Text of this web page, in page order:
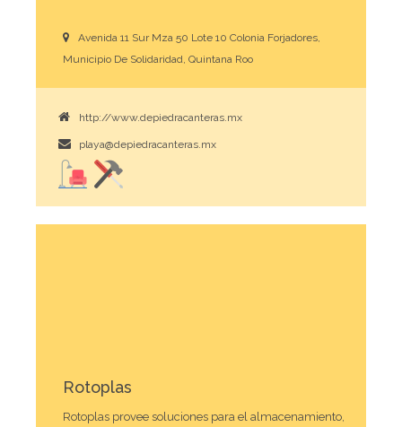
Avenida 11 Sur Mza 50 Lote 10 Colonia Forjadores,
Municipio De Solidaridad, Quintana Roo
http://www.depiedracanteras.mx
playa@depiedracanteras.mx
Rotoplas
Rotoplas provee soluciones para el almacenamiento,